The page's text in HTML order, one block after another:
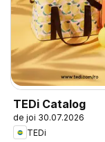
TEDi Catalog
de joi 30.07.2026
TEDi